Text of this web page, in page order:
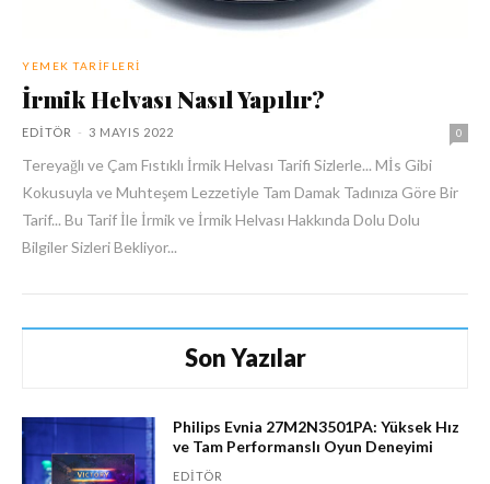
YEMEK TARIFLERI
İrmik Helvası Nasıl Yapılır?
EDITÖR - 3 MAYIS 2022 0
Tereyağlı ve Çam Fıstıklı İrmik Helvası Tarifi Sizlerle... Mİs Gibi
Kokusuyla ve Muhteşem Lezzetiyle Tam Damak Tadınıza Göre Bir
Tarif... Bu Tarif İle İrmik ve İrmik Helvası Hakkında Dolu Dolu
Bilgiler Sizleri Bekliyor...
Son Yazılar
Philips Evnia 27M2N3501PA: Yüksek Hız
ve Tam Performanslı Oyun Deneyimi
EDITÖR